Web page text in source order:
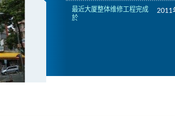
最近大厦整体维修工程完成
於
2011